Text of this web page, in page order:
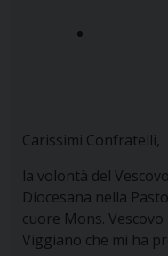
Carissimi Confratelli,
la volontà del
Diocesana nella
cuore Mons.
Viggiano che mi ha